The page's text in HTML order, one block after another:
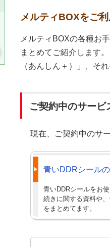
メルティBOXをご
メルティBOXの各種お
まとめてご紹介します
（あんしん＋）」、そ
ご契約中のサー
現在、ご契約中のサ
青いDDRシール
青いDDRシールをお
続きに関する資料や
をまとめてます。